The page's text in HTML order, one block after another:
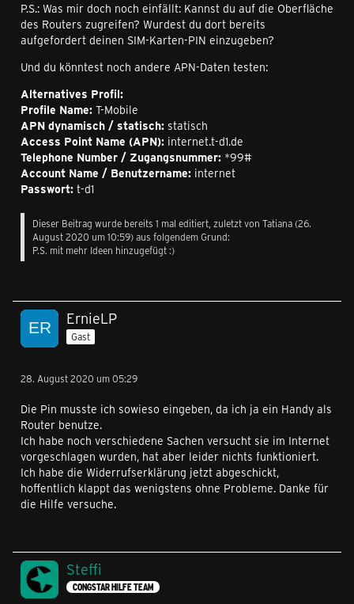
P.S.: Was mir doch noch einfällt: Kannst du auf die Oberfläche
des Routers zugreifen? Wurdest du dort bereits
aufgefordert deinen SIM-Karten-PIN einzugeben?
Und du könntest noch andere APN-Daten testen:
Alternatives Profil:
Profile Name: T-Mobile
APN dynamisch / statisch: statisch
Access Point Name (APN): internet.t-d1.de
Telephone Number / Zugangsnummer: *99#
Account Name / Benutzername: internet
Passwort: t-d1
Dieser Beitrag wurde bereits 1 mal editiert, zuletzt von Tatiana(26.
August 2020 um 10:59) aus folgendem Grund:
P.S. mit mehr Ideen hinzugefügt :)
ErnieLP
Gast
28. August 2020 um 05:29
Die Pin musste ich sowieso eingeben, da ich ja ein Handy als
Router benutze.
Ich habe noch verschiedene Sachen versucht sie im Internet
vorgeschlagen wurden, hat aber leider nichts funktioniert.
Ich habe die Widerrufserklärung jetzt abgeschickt,
hoffentlich klappt das wenigstens ohne Probleme. Danke für
die Hilfe versuche.
Steffi
CONGSTAR HILFE TEAM